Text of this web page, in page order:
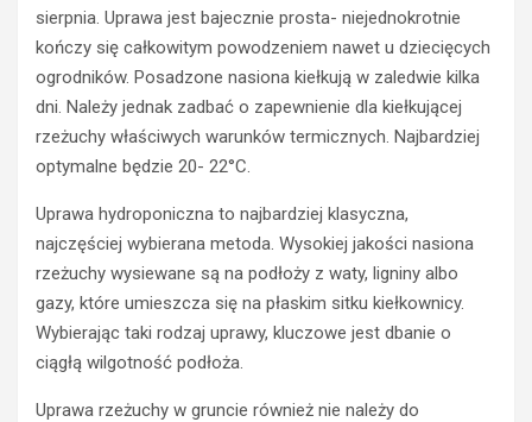
sierpnia. Uprawa jest bajecznie prosta- niejednokrotnie
kończy się całkowitym powodzeniem nawet u dziecięcych
ogrodników. Posadzone nasiona kiełkują w zaledwie kilka
dni. Należy jednak zadbać o zapewnienie dla kiełkującej
rzeżuchy właściwych warunków termicznych. Najbardziej
optymalne będzie 20- 22°C.
Uprawa hydroponiczna to najbardziej klasyczna,
najczęściej wybierana metoda. Wysokiej jakości nasiona
rzeżuchy wysiewane są na podłoży z waty, ligniny albo
gazy, które umieszcza się na płaskim sitku kiełkownicy.
Wybierając taki rodzaj uprawy, kluczowe jest dbanie o
ciągłą wilgotność podłoża.
Uprawa rzeżuchy w gruncie również nie należy do